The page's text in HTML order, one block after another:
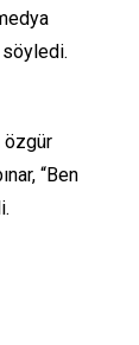
söyledi.
özgür
“Ben